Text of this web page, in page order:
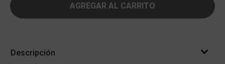
AGREGAR AL CARRITO
Descripción